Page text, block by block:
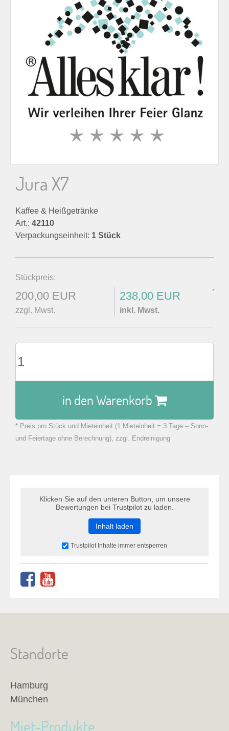
a
h
Jura X7
Kaffee & Heißgetränke
Art.: 42110
Verpackungseinheit: 1 Stück
Stückpreis:
200,00 EUR
zzgl. Mwst.
238,00 EUR *
inkl. Mwst.
in den Warenkorb
zu Warenkorb hinzugefügt.
* Preis pro Stück und Mieteinheit (1 Mieteinheit = 3 Tage – Sonn-
und Feiertage ohne Berechnung), zzgl. Endreinigung
Klicken Sie auf den unteren Button, um unsere
Bewertungen bei Trustpilot zu laden.
Inhalt laden
Trustpilot Inhalte immer entsperren
Standorte
Hamburg
München
Miet-Produkte